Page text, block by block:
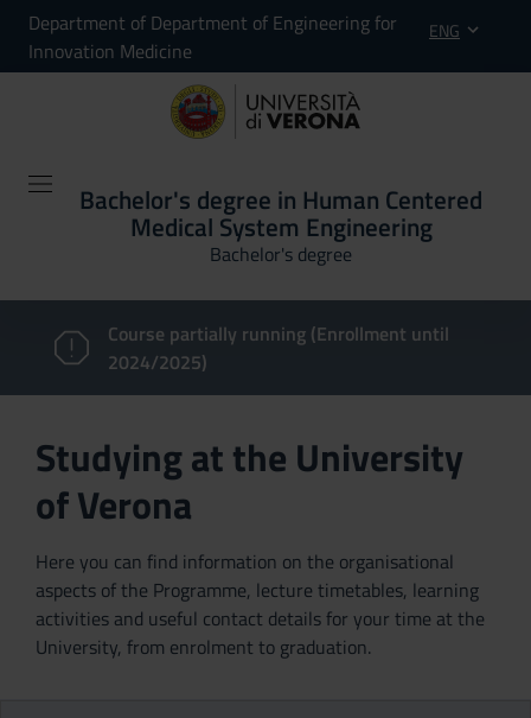
Department of Department of Engineering for
Innovation Medicine
ENG
Bachelor's degree in Human Centered
Medical System Engineering
Bachelor's degree
Course partially running (Enrollment until
2024/2025)
Studying at the University
of Verona
Here you can find information on the organisational
aspects of the Programme, lecture timetables, learning
activities and useful contact details for your time at the
University, from enrolment to graduation.